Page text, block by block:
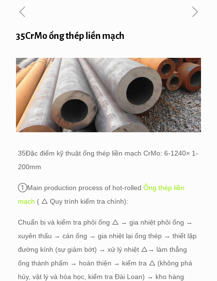
35CrMo ống thép liền mạch
35Đặc điểm kỹ thuật ống thép liền mạch CrMo: 6-1240× 1-
200mm
①Main production process of hot-rolled Ống thép liền
mạch ( △ Quy trình kiểm tra chính):
Chuẩn bị và kiểm tra phôi ống △ → gia nhiệt phôi ống →
xuyên thấu → cán ống → gia nhiệt lại ống thép → thiết lập
đường kính (sự giảm bớt) → xử lý nhiệt △→ làm thẳng
ống thành phẩm → hoàn thiện → kiểm tra △ (không phá
hủy, vật lý và hóa học, kiểm tra Đài Loan) → kho hàng